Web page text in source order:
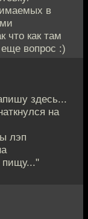
в
что как там
еще вопрос :)
здесь...
на
лэп
пищу..."